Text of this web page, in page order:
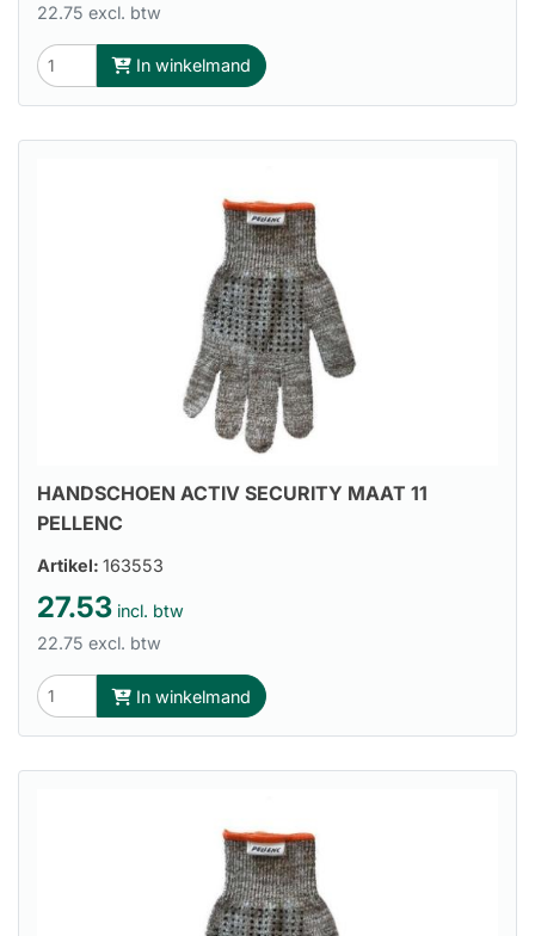
22.75 excl. btw
In winkelmand
HANDSCHOEN ACTIV SECURITY MAAT 11
PELLENC
Artikel: 163553
27.53 incl. btw
22.75 excl. btw
In winkelmand